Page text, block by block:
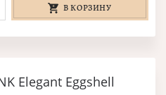
В КОРЗИНУ
Elegant Eggshell